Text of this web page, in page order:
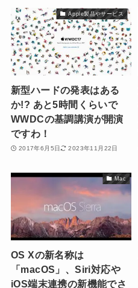
Apple製品やサービス
新型ハードの発表はある
か!? あと5時間くらいで
WWDCの基調講演が開演
ですわ！
2017年6月5日 2023年11月22日
Mac
OS Xの新名称は
「macOS」、Siri対応や
iOS端末連携の新機能でさ